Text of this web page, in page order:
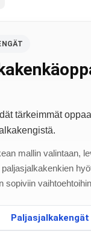
tärkeimmät
mallin valintaan,
sopiviin
Paljasjalkakengät